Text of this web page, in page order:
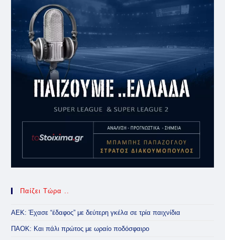
Παίζει Τώρα ..
ΑΕΚ: Έχασε “έδαφος” με δεύτερη γκέλα σε τρία παιχνίδια
ΠΑΟΚ: Και πάλι πρώτος με ωραίο ποδόσφαιρο